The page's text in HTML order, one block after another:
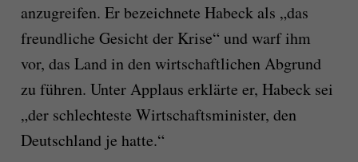
anzugreifen. Er bezeichnete Habeck als „das
freundliche Gesicht der Krise“ und warf ihm
vor, das Land in den wirtschaftlichen Abgrund
zu führen. Unter Applaus erklärte er, Habeck sei
„der schlechteste Wirtschaftsminister, den
Deutschland je hatte.“